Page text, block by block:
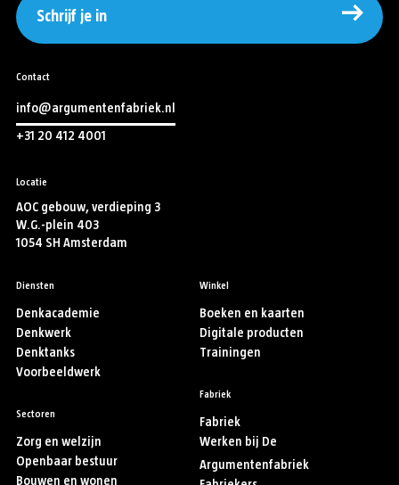
Schrijf je in
Contact
info@argumentenfabriek.nl
+31 20 412 4001
Locatie
AOC gebouw, verdieping 3
W.G.-plein 403
1054 SH Amsterdam
Diensten
Denkacademie
Denkwerk
Denktanks
Voorbeeldwerk
Sectoren
Zorg en welzijn
Openbaar bestuur
Bouwen en wonen
Winkel
Boeken en kaarten
Digitale producten
Trainingen
Fabriek
Fabriek
Werken bij De
Argumentenfabriek